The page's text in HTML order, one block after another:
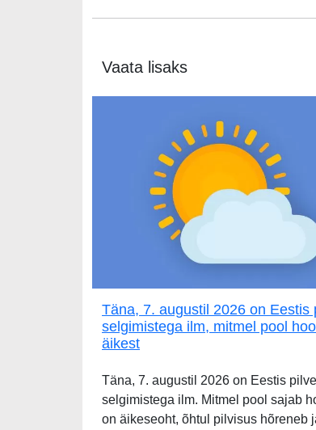
Vaata lisaks
Täna, 7. augustil 2026 on Eestis
selgimistega ilm, mitmel pool
äikest
Täna, 7. augustil 2026 on Eestis
selgimistega ilm. Mitmel pool sajab
on äikeseoht, õhtul pilvisus hõreneb